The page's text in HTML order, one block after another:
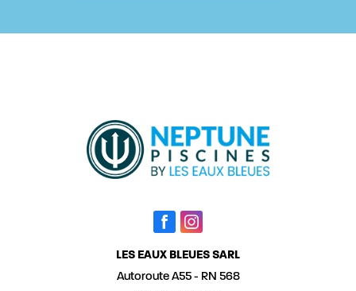
LES EAUX BLEUES SARL
Autoroute A55 - RN 568